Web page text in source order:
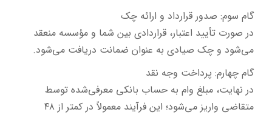
گام سوم: صدور قرارداد و ارائه چک
در صورت تأیید اعتبار، قراردادی بین شما و مؤسسه منعقد
می‌شود و چک صیادی به عنوان ضمانت دریافت می‌شود.
گام چهارم: پرداخت وجه نقد
در نهایت، مبلغ وام به حساب بانکی معرفی‌شده توسط
متقاضی واریز می‌شود؛ این فرآیند معمولاً در کمتر از ۴۸